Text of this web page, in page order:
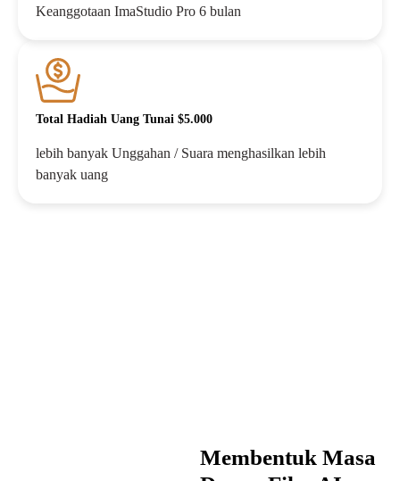
Keanggotaan ImaStudio Pro 6 bulan
Total Hadiah Uang Tunai $5.000
lebih banyak Unggahan / Suara menghasilkan lebih
banyak uang
Membentuk Masa